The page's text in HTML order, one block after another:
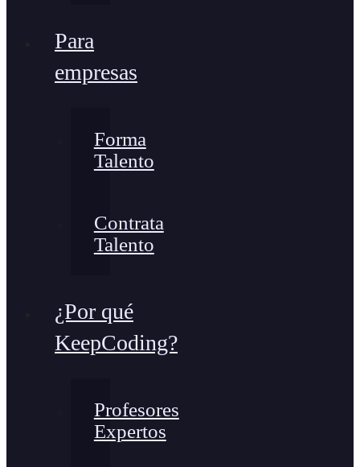
Para
empresas
Forma
Talento
Contrata
Talento
¿Por qué
KeepCoding?
Profesores
Expertos